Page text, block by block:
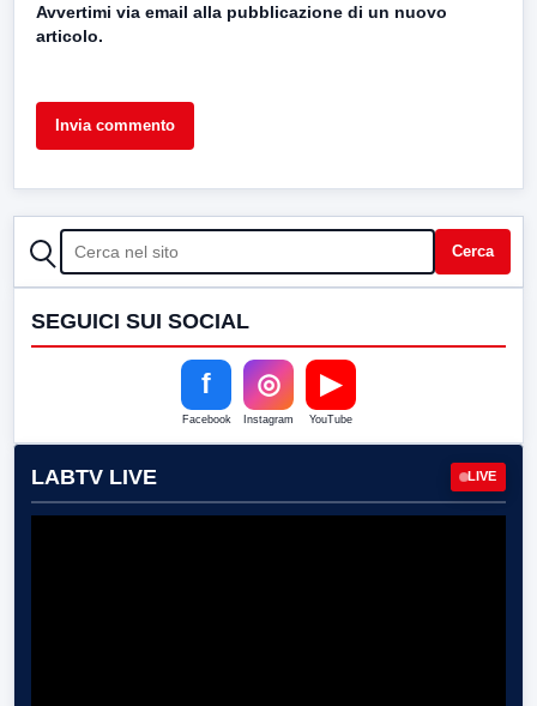
Avvertimi via email alla pubblicazione di un nuovo
articolo.
CERCA Cerca
SEGUICI SUI SOCIAL
f
Facebook
◎
Instagram
▶
YouTube
LABTV LIVE LIVE